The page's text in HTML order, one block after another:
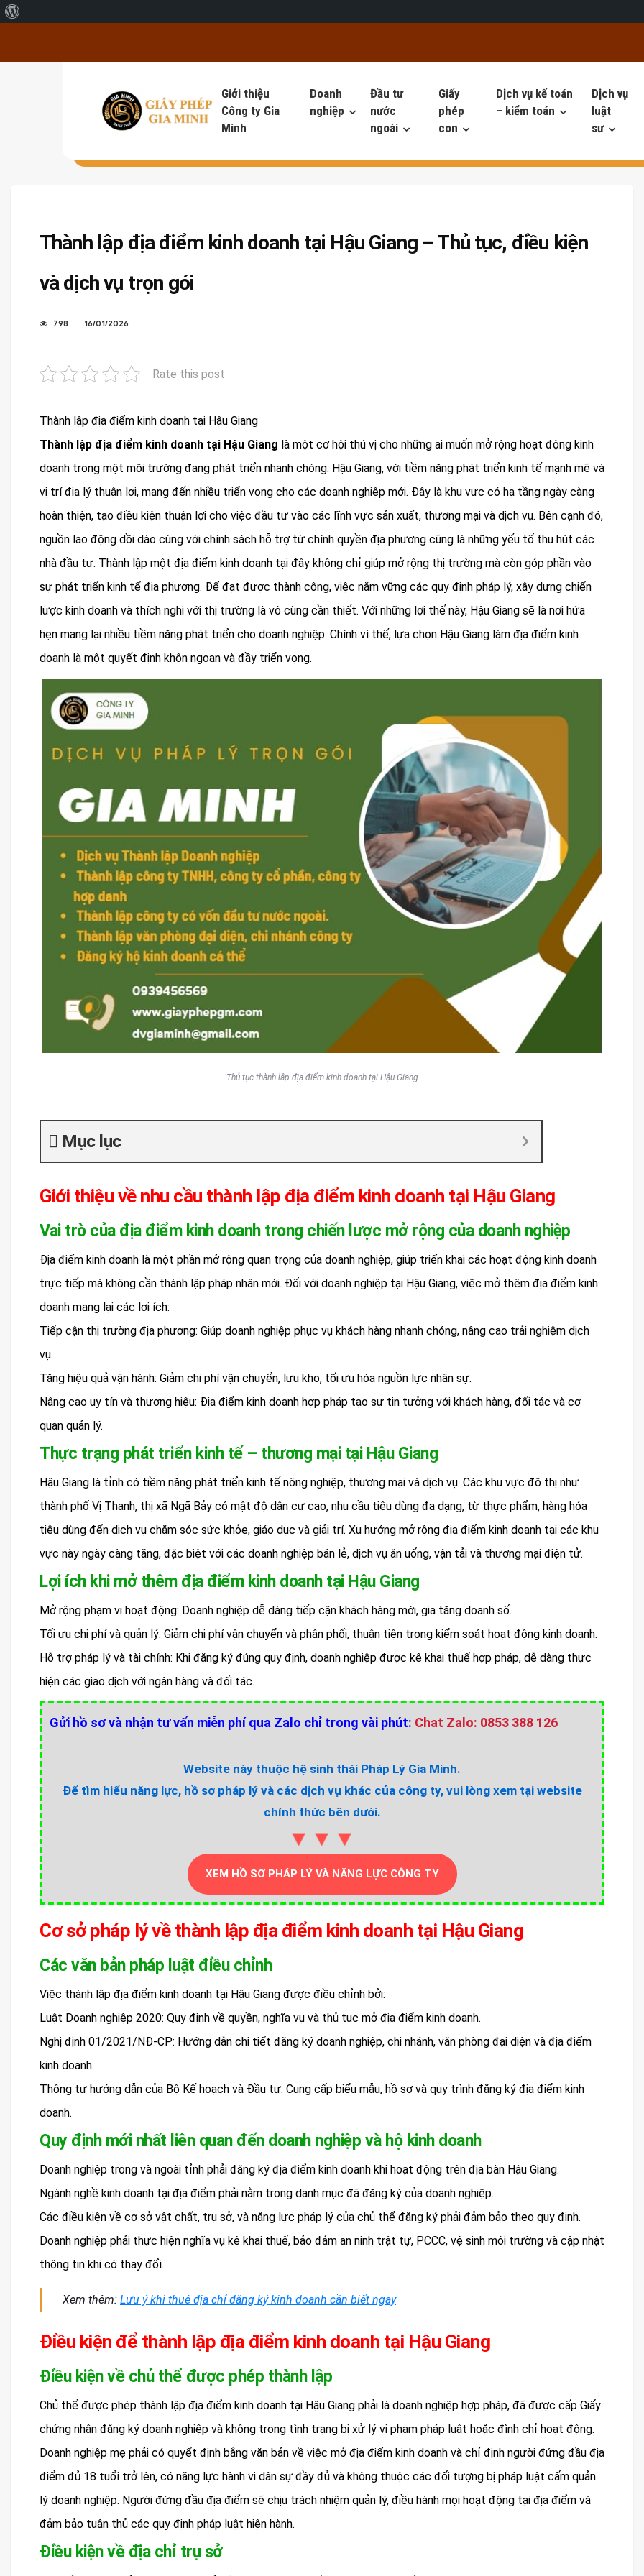
Giới thiệu
Công ty Gia
Minh
Doanh
nghiệp
Đầu tư
nước
ngoài
Giấy
phép
con
Dịch vụ kế toán
– kiểm toán
Dịch vụ
luật
sư
Thành lập địa điểm kinh doanh tại Hậu Giang – Thủ tục, điều kiện
và dịch vụ trọn gói
798 16/01/2026
Rate this post
Thành lập địa điểm kinh doanh tại Hậu Giang
Thành lập địa điểm kinh doanh tại Hậu Giang là một cơ hội thú vị cho những ai muốn mở rộng hoạt động kinh
doanh trong một môi trường đang phát triển nhanh chóng. Hậu Giang, với tiềm năng phát triển kinh tế mạnh mẽ và
vị trí địa lý thuận lợi, mang đến nhiều triển vọng cho các doanh nghiệp mới. Đây là khu vực có hạ tầng ngày càng
hoàn thiện, tạo điều kiện thuận lợi cho việc đầu tư vào các lĩnh vực sản xuất, thương mại và dịch vụ. Bên cạnh đó,
nguồn lao động dồi dào cùng với chính sách hỗ trợ từ chính quyền địa phương cũng là những yếu tố thu hút các
nhà đầu tư. Thành lập một địa điểm kinh doanh tại đây không chỉ giúp mở rộng thị trường mà còn góp phần vào
sự phát triển kinh tế địa phương. Để đạt được thành công, việc nắm vững các quy định pháp lý, xây dựng chiến
lược kinh doanh và thích nghi với thị trường là vô cùng cần thiết. Với những lợi thế này, Hậu Giang sẽ là nơi hứa
hẹn mang lại nhiều tiềm năng phát triển cho doanh nghiệp. Chính vì thế, lựa chọn Hậu Giang làm địa điểm kinh
doanh là một quyết định khôn ngoan và đầy triển vọng.
Thủ tục thành lâp địa điểm kinh doanh tại Hậu Giang
Mục lục
Giới thiệu về nhu cầu thành lập địa điểm kinh doanh tại Hậu Giang
Vai trò của địa điểm kinh doanh trong chiến lược mở rộng của doanh nghiệp
Địa điểm kinh doanh là một phần mở rộng quan trọng của doanh nghiệp, giúp triển khai các hoạt động kinh doanh
trực tiếp mà không cần thành lập pháp nhân mới. Đối với doanh nghiệp tại Hậu Giang, việc mở thêm địa điểm kinh
doanh mang lại các lợi ích:
Tiếp cận thị trường địa phương: Giúp doanh nghiệp phục vụ khách hàng nhanh chóng, nâng cao trải nghiệm dịch
vụ.
Tăng hiệu quả vận hành: Giảm chi phí vận chuyển, lưu kho, tối ưu hóa nguồn lực nhân sự.
Nâng cao uy tín và thương hiệu: Địa điểm kinh doanh hợp pháp tạo sự tin tưởng với khách hàng, đối tác và cơ
quan quản lý.
Thực trạng phát triển kinh tế – thương mại tại Hậu Giang
Hậu Giang là tỉnh có tiềm năng phát triển kinh tế nông nghiệp, thương mại và dịch vụ. Các khu vực đô thị như
thành phố Vị Thanh, thị xã Ngã Bảy có mật độ dân cư cao, nhu cầu tiêu dùng đa dạng, từ thực phẩm, hàng hóa
tiêu dùng đến dịch vụ chăm sóc sức khỏe, giáo dục và giải trí. Xu hướng mở rộng địa điểm kinh doanh tại các khu
vực này ngày càng tăng, đặc biệt với các doanh nghiệp bán lẻ, dịch vụ ăn uống, vận tải và thương mại điện tử.
Lợi ích khi mở thêm địa điểm kinh doanh tại Hậu Giang
Mở rộng phạm vi hoạt động: Doanh nghiệp dễ dàng tiếp cận khách hàng mới, gia tăng doanh số.
Tối ưu chi phí và quản lý: Giảm chi phí vận chuyển và phân phối, thuận tiện trong kiểm soát hoạt động kinh doanh.
Hỗ trợ pháp lý và tài chính: Khi đăng ký đúng quy định, doanh nghiệp được kê khai thuế hợp pháp, dễ dàng thực
hiện các giao dịch với ngân hàng và đối tác.
Gửi hồ sơ và nhận tư vấn miễn phí qua Zalo chỉ trong vài phút: Chat Zalo: 0853 388 126
Website này thuộc hệ sinh thái Pháp Lý Gia Minh.
Để tìm hiểu năng lực, hồ sơ pháp lý và các dịch vụ khác của công ty, vui lòng xem tại website
chính thức bên dưới.
▼▼▼
XEM HỒ SƠ PHÁP LÝ VÀ NĂNG LỰC CÔNG TY
Cơ sở pháp lý về thành lập địa điểm kinh doanh tại Hậu Giang
Các văn bản pháp luật điều chỉnh
Việc thành lập địa điểm kinh doanh tại Hậu Giang được điều chỉnh bởi:
Luật Doanh nghiệp 2020: Quy định về quyền, nghĩa vụ và thủ tục mở địa điểm kinh doanh.
Nghị định 01/2021/NĐ-CP: Hướng dẫn chi tiết đăng ký doanh nghiệp, chi nhánh, văn phòng đại diện và địa điểm
kinh doanh.
Thông tư hướng dẫn của Bộ Kế hoạch và Đầu tư: Cung cấp biểu mẫu, hồ sơ và quy trình đăng ký địa điểm kinh
doanh.
Quy định mới nhất liên quan đến doanh nghiệp và hộ kinh doanh
Doanh nghiệp trong và ngoài tỉnh phải đăng ký địa điểm kinh doanh khi hoạt động trên địa bàn Hậu Giang.
Ngành nghề kinh doanh tại địa điểm phải nằm trong danh mục đã đăng ký của doanh nghiệp.
Các điều kiện về cơ sở vật chất, trụ sở, và năng lực pháp lý của chủ thể đăng ký phải đảm bảo theo quy định.
Doanh nghiệp phải thực hiện nghĩa vụ kê khai thuế, bảo đảm an ninh trật tự, PCCC, vệ sinh môi trường và cập nhật
thông tin khi có thay đổi.
Xem thêm: Lưu ý khi thuê địa chỉ đăng ký kinh doanh cần biết ngay
Điều kiện để thành lập địa điểm kinh doanh tại Hậu Giang
Điều kiện về chủ thể được phép thành lập
Chủ thể được phép thành lập địa điểm kinh doanh tại Hậu Giang phải là doanh nghiệp hợp pháp, đã được cấp Giấy
chứng nhận đăng ký doanh nghiệp và không trong tình trạng bị xử lý vi phạm pháp luật hoặc đình chỉ hoạt động.
Doanh nghiệp mẹ phải có quyết định bằng văn bản về việc mở địa điểm kinh doanh và chỉ định người đứng đầu địa
điểm đủ 18 tuổi trở lên, có năng lực hành vi dân sự đầy đủ và không thuộc các đối tượng bị pháp luật cấm quản
lý doanh nghiệp. Người đứng đầu địa điểm sẽ chịu trách nhiệm quản lý, điều hành mọi hoạt động tại địa điểm và
đảm bảo tuân thủ các quy định pháp luật hiện hành.
Điều kiện về địa chỉ trụ sở